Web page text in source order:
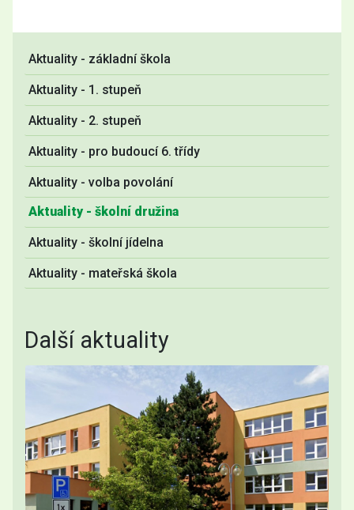
Aktuality - základní škola
Aktuality - 1. stupeň
Aktuality - 2. stupeň
Aktuality - pro budoucí 6. třídy
Aktuality - volba povolání
Aktuality - školní družina
Aktuality - školní jídelna
Aktuality - mateřská škola
Další aktuality